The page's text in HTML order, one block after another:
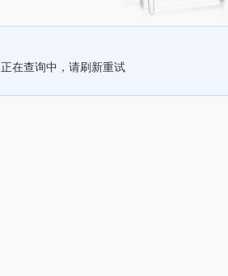
正在查询中，请刷新重试